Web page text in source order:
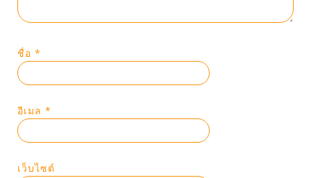
ชื่อ *
อีเมล *
เว็บไซต์